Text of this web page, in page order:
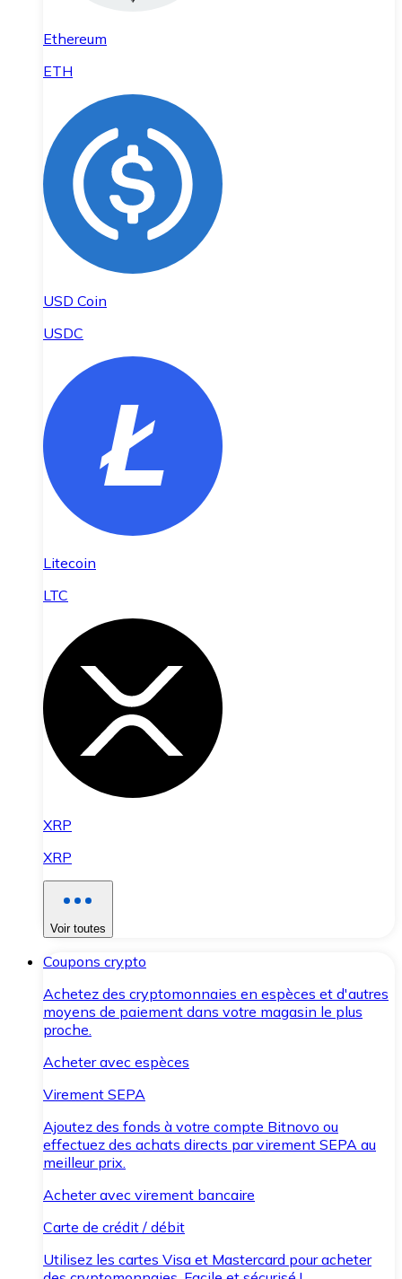
Ethereum
ETH
USD Coin
USDC
Litecoin
LTC
XRP
XRP
Voir toutes
Coupons crypto
Achetez des cryptomonnaies en espèces et d'autres
moyens de paiement dans votre magasin le plus
proche.
Acheter avec espèces
Virement SEPA
Ajoutez des fonds à votre compte Bitnovo ou
effectuez des achats directs par virement SEPA au
meilleur prix.
Acheter avec virement bancaire
Carte de crédit / débit
Utilisez les cartes Visa et Mastercard pour acheter